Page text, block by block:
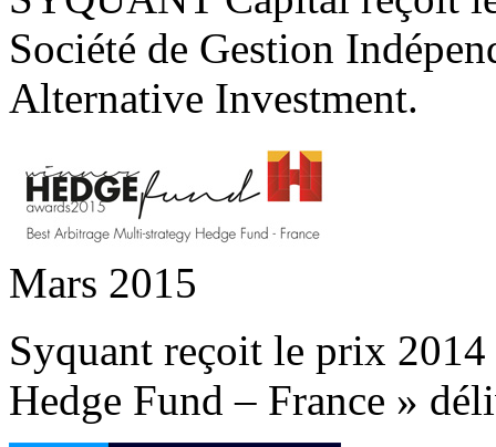
Société de Gestion
Alternative Investment.
Mars 2015
Syquant reçoit le prix
Hedge Fund – France »